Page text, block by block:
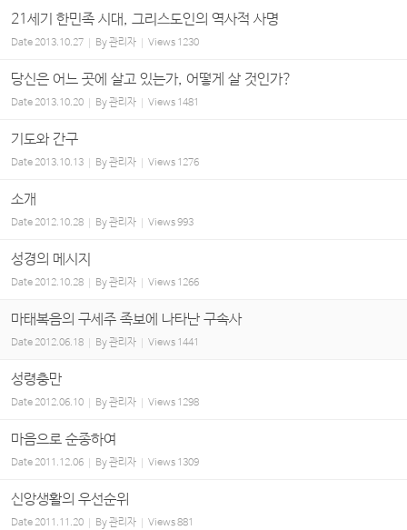
21세기 한민족 시대, 그리스도인의 역사적 사명
Date2013.10.27 By관리자 Views 1230
당신은 어느 곳에 살고 있는가, 어떻게 살 것인가?
Date2013.10.20 By관리자 Views 1481
기도와 간구
Date2013.10.13 By관리자 Views 1276
소개
Date2012.10.28 By관리자 Views993
성경의 메시지
Date2012.10.28 By관리자 Views 1266
마태복음의 구세주 족보에 나타난 구속사
Date 2012.06.18 By관리자 Views 1441
성령충만
Date2012.06.10 By관리자 Views 1298
마음으로 순종하여
Date2011.12.06 By관리자 Views 1309
신앙생활의 우선순위
Date2011.11.20 By관리자 Views881